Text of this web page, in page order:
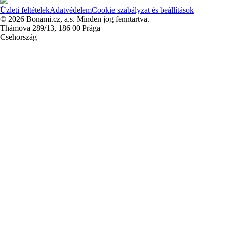
Üzleti feltételekAdatvédelemCookie szabályzat és beállítások
© 2026 Bonami.cz, a.s. Minden jog fenntartva.
Thámova 289/13, 186 00 Prága
Csehország